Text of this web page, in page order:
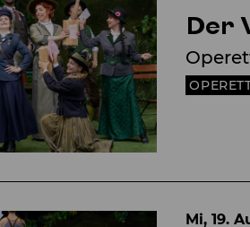
Kerschbaumer in der
als Baronin Adelaide eine
sarkastische Facetten
sich in Baden als
Der
Mi, 19.